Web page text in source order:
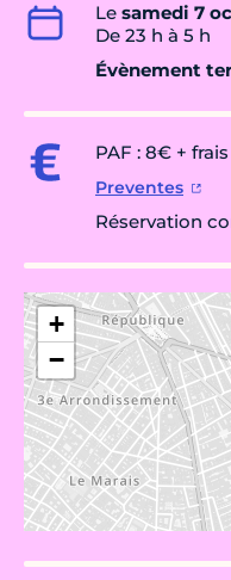
Le samedi 7
De 23 h à 5 h
Évènement
PAF : 8€ +
Preventes
Réservation
+
−